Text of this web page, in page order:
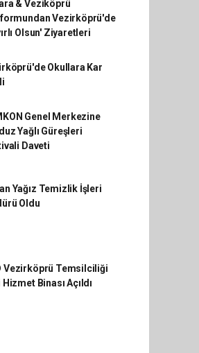
& Veziköprü
Vezirköprü'de
Olsun' Ziyaretleri
Okullara Kar
Genel Merkezine
Yağlı Güreşleri
Daveti
Yağız Temizlik İşleri
Oldu
Vezirköprü Temsilciliği
Hizmet Binası Açıldı